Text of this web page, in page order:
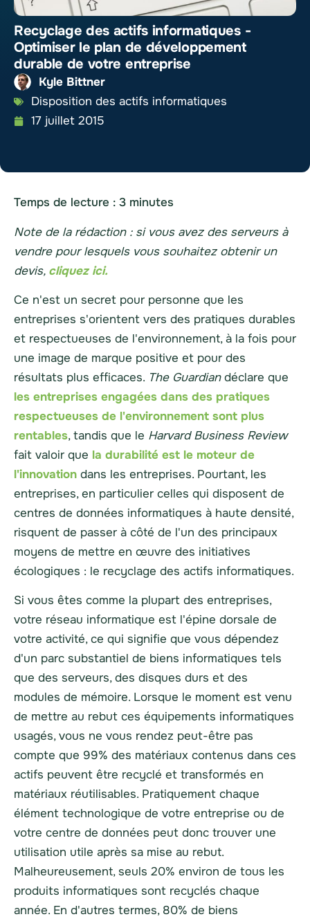
Recyclage des actifs informatiques -
Optimiser le plan de développement
durable de votre entreprise
Kyle Bittner
Disposition des actifs informatiques
17 juillet 2015
Temps de lecture : 3 minutes
Note de la rédaction : si vous avez des serveurs à
vendre pour lesquels vous souhaitez obtenir un
devis, cliquez ici.
Ce n'est un secret pour personne que les
entreprises s'orientent vers des pratiques durables
et respectueuses de l'environnement, à la fois pour
une image de marque positive et pour des
résultats plus efficaces. The Guardiandéclare que
les entreprises engagées dans des pratiques
respectueuses de l'environnement sont plus
rentables, tandis que le Harvard Business Review
fait valoir que la durabilité est le moteur de
l'innovation dans les entreprises. Pourtant, les
entreprises, en particulier celles qui disposent de
centres de données informatiques à haute densité,
risquent de passer à côté de l'un des principaux
moyens de mettre en œuvre des initiatives
écologiques : le recyclage des actifs informatiques.
Si vous êtes comme la plupart des entreprises,
votre réseau informatique est l'épine dorsale de
votre activité, ce qui signifie que vous dépendez
d'un parc substantiel de biens informatiques tels
que des serveurs, des disques durs et des
modules de mémoire. Lorsque le moment est venu
de mettre au rebut ces équipements informatiques
usagés, vous ne vous rendez peut-être pas
compte que 99% des matériaux contenus dans ces
actifs peuvent être recyclé et transformés en
matériaux réutilisables. Pratiquement chaque
élément technologique de votre entreprise ou de
votre centre de données peut donc trouver une
utilisation utile après sa mise au rebut.
Malheureusement, seuls 20% environ de tous les
produits informatiques sont recyclés chaque
année. En d'autres termes, 80% de biens